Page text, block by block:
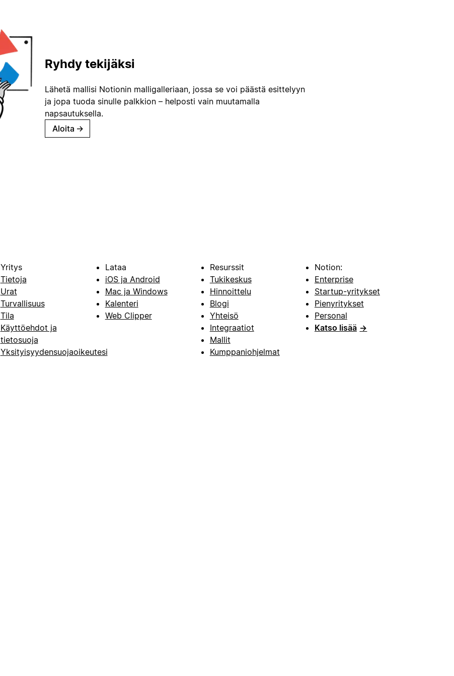
Ryhdy tekijäksi
Lähetä mallisi Notionin malligalleriaan, jossa se voi päästä esittelyyn
ja jopa tuoda sinulle palkkion – helposti vain muutamalla
napsautuksella.
Aloita →
Yritys
Tietoja
Urat
Turvallisuus
Tila
Käyttöehdot ja
tietosuoja
Yksityisyydensuojaoikeutesi
Lataa
iOS ja Android
Mac ja Windows
Kalenteri
Web Clipper
Resurssit
Tukikeskus
Hinnoittelu
Blogi
Yhteisö
Integraatiot
Mallit
Kumppaniohjelmat
Notion:
Enterprise
Startup-yritykset
Pienyritykset
Personal
Katso lisää →